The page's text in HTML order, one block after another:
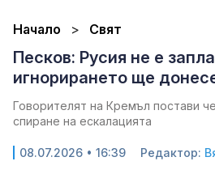
Начало Свят
Песков: Русия не е
игнорирането ще
Говорителят на Кремъл постави
спиране на ескалацията
08.07.2026 • 16:39 Редактор: